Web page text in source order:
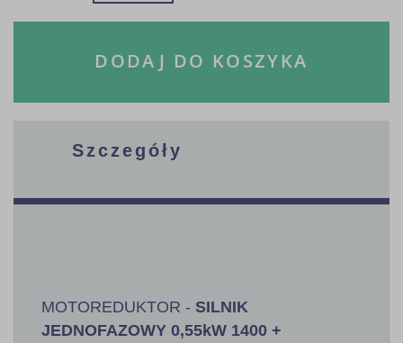
DODAJ DO KOSZYKA
Szczegóły
MOTOREDUKTOR - SILNIK
JEDNOFAZOWY 0,55kW 1400 +